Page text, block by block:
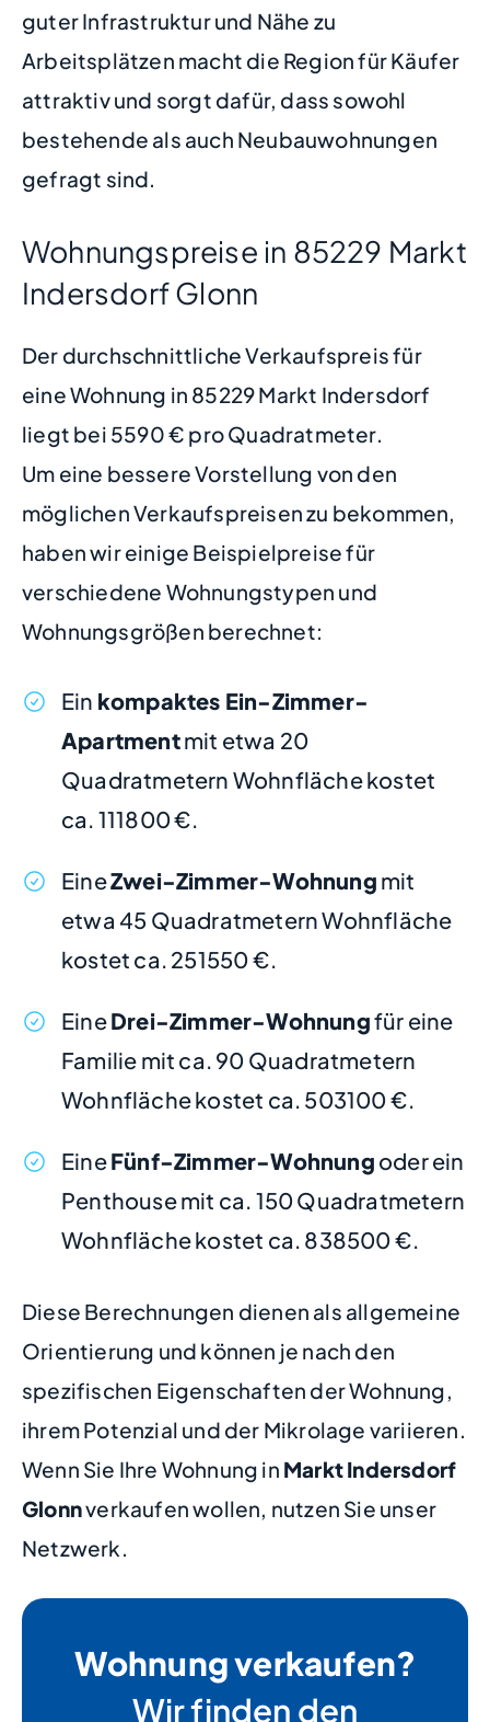
guter Infrastruktur und Nähe zu
Arbeitsplätzen macht die Region für Käufer
attraktiv und sorgt dafür, dass sowohl
bestehende als auch Neubauwohnungen
gefragt sind.
Wohnungspreise in 85229 Markt
Indersdorf Glonn
Der durchschnittliche Verkaufspreis für
eine Wohnung in 85229 Markt Indersdorf
liegt bei 5590 € pro Quadratmeter.
Um eine bessere Vorstellung von den
möglichen Verkaufspreisen zu bekommen,
haben wir einige Beispielpreise für
verschiedene Wohnungstypen und
Wohnungsgrößen berechnet:
Ein kompaktes Ein-Zimmer-
Apartmentmit etwa 20
Quadratmetern Wohnfläche kostet
ca. 111800 €.
EineZwei-Zimmer-Wohnung mit
etwa 45 Quadratmetern Wohnfläche
kostet ca. 251550 €.
EineDrei-Zimmer-Wohnungfür eine
Familie mit ca. 90 Quadratmetern
Wohnfläche kostet ca. 503100 €.
EineFünf-Zimmer-Wohnung oder ein
Penthouse mit ca. 150 Quadratmetern
Wohnfläche kostet ca. 838500 €.
Diese Berechnungen dienen als allgemeine
Orientierung und können je nach den
spezifischen Eigenschaften der Wohnung,
ihrem Potenzial und der Mikrolage variieren.
Wenn Sie Ihre Wohnung in Markt Indersdorf
Glonnverkaufen wollen, nutzen Sie unser
Netzwerk.
Wohnung verkaufen?
Wir finden den